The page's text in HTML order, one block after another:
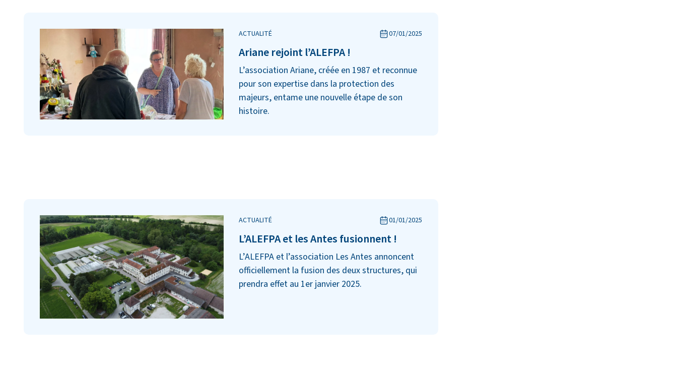
ACTUALITÉ 07/01/2025
Ariane rejoint l’ALEFPA !
L’association Ariane, créée en 1987 et reconnue
pour son expertise dans la protection des
majeurs, entame une nouvelle étape de son
histoire.
ACTUALITÉ 01/01/2025
L’ALEFPA et les Antes fusionnent !
L’ALEFPA et l’association Les Antes annoncent
officiellement la fusion des deux structures, qui
prendra effet au 1er janvier 2025.